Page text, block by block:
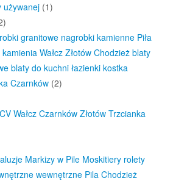
używanej (1)
granitowe nagrobki kamienne Piła
Wałcz Złotów Chodzież blaty
blaty do kuchni łazienki kostka
Czarnków (2)
Wałcz Czarnków Złotów Trzcianka
Markizy w Pile Moskitiery rolety
wewnętrzne Pila Chodzież